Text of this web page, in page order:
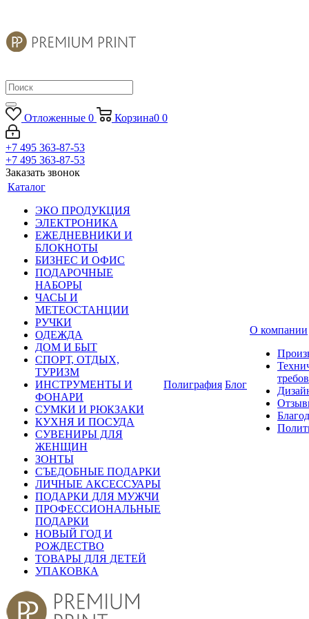
Отложенные 0 Корзина0 0
+7 495 363-87-53
+7 495 363-87-53
Заказать звонок
Каталог
ЭКО ПРОДУКЦИЯ
ЭЛЕКТРОНИКА
ЕЖЕДНЕВНИКИ И
БЛОКНОТЫ
БИЗНЕС И ОФИС
ПОДАРОЧНЫЕ
НАБОРЫ
ЧАСЫ И
МЕТЕОСТАНЦИИ
РУЧКИ
ОДЕЖДА
ДОМ И БЫТ
СПОРТ, ОТДЫХ,
ТУРИЗМ
ИНСТРУМЕНТЫ И
ФОНАРИ
СУМКИ И РЮКЗАКИ
КУХНЯ И ПОСУДА
СУВЕНИРЫ ДЛЯ
ЖЕНЩИН
ЗОНТЫ
СЪЕДОБНЫЕ ПОДАРКИ
ЛИЧНЫЕ АКСЕССУАРЫ
ПОДАРКИ ДЛЯ МУЖЧИ
ПРОФЕССИОНАЛЬНЫЕ
ПОДАРКИ
НОВЫЙ ГОД И
РОЖДЕСТВО
ТОВАРЫ ДЛЯ ДЕТЕЙ
УПАКОВКА
Полиграфия Блог
О компании